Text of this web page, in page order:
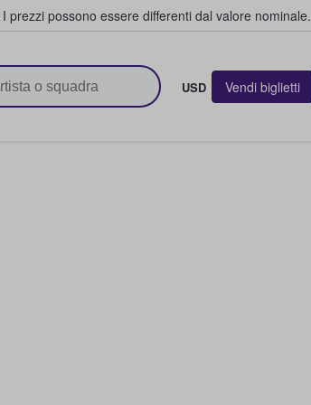
I prezzi possono essere differenti dal valore nominale.
USD Vendi biglietti